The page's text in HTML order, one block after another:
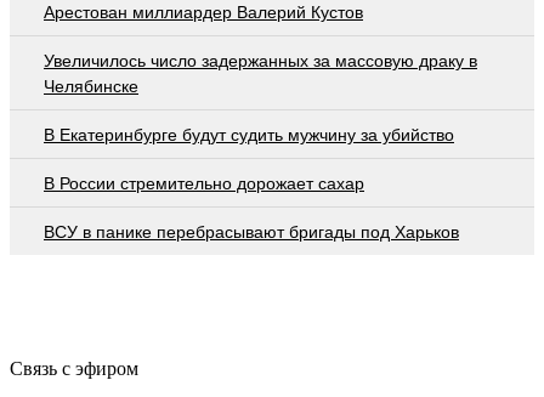
Арестован миллиардер Валерий Кустов
Увеличилось число задержанных за массовую драку в
Челябинске
В Екатеринбурге будут судить мужчину за убийство
В России стремительно дорожает сахар
ВСУ в панике перебрасывают бригады под Харьков
Связь с эфиром